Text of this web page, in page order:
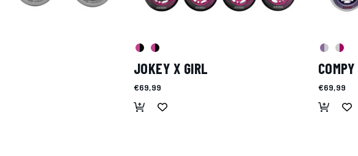
JOKEY X GIRL
€69,99 €69,99